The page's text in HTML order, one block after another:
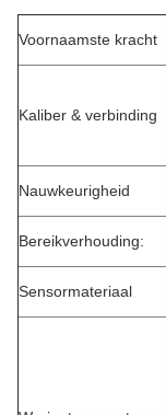
Voornaamste kracht
Kaliber & verbinding
Nauwkeurigheid
Bereikverhouding:
Sensormateriaal